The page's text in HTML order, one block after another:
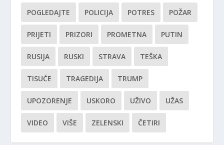
POGLEDAJTE POLICIJA POTRES POŽAR
PRIJETI PRIZORI PROMETNA PUTIN
RUSIJA RUSKI STRAVA TEŠKA
TISUĆE TRAGEDIJA TRUMP
UPOZORENJE USKORO UŽIVO UŽAS
VIDEO VIŠE ZELENSKI ČETIRI